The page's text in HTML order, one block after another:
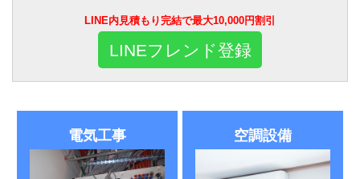
LINE内見積もり完結で最大10,000円割引
LINEフレンド登録
電気工事 空調設備